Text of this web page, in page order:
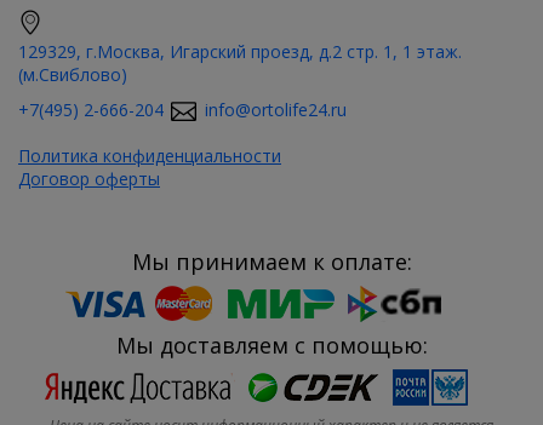
129329, г.Москва, Игарский проезд, д.2 стр. 1, 1 этаж.
(м.Свиблово)
+7(495) 2-666-204
info@ortolife24.ru
Политика конфиденциальности
Договор оферты
Мы принимаем к оплате:
Мы доставляем с помощью: